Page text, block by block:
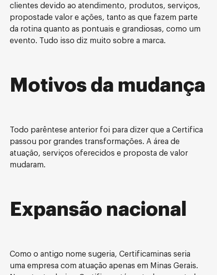
clientes devido ao atendimento, produtos, serviços,
propostade valor e ações, tanto as que fazem parte
da rotina quanto as pontuais e grandiosas, como um
evento. Tudo isso diz muito sobre a marca.
Motivos da mudança
Todo parêntese anterior foi para dizer que a Certifica
passou por grandes transformações. A área de
atuação, serviços oferecidos e proposta de valor
mudaram.
Expansão nacional
Como o antigo nome sugeria, Certificaminas seria
uma empresa com atuação apenas em Minas Gerais.